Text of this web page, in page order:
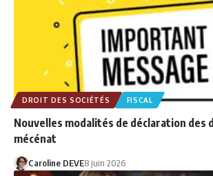
DROIT DES SOCIÉTÉS FISCAL
Nouvelles modalités de déclaration des
mécénat
Caroline DEVE8 juin 2026